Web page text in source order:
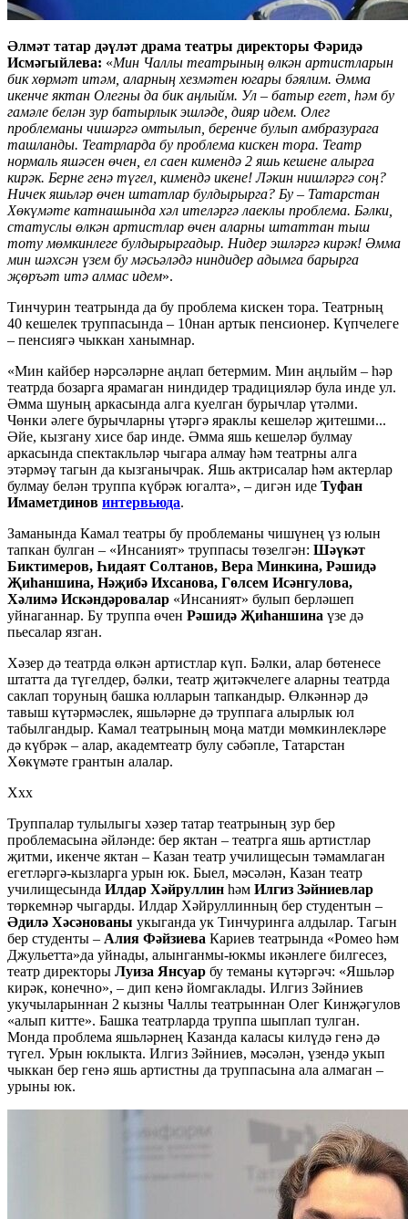
Әлмәт татар дәүләт драма театры директоры Фәридә
Исмәгыйлева: «Мин Чаллы театрының өлкән артистларын
бик хөрмәт итәм, аларның хезмәтен югары бәялим. Әмма
икенче яктан Олегны да бик аңлыйм. Ул – батыр егет, һәм бу
гамәле белән зур батырлык эшләде, дияр идем. Олег
проблеманы чишәргә омтылып, беренче булып амбразурага
ташланды. Театрларда бу проблема кискен тора. Театр
нормаль яшәсен өчен, ел саен кимендә 2 яшь кешене алырга
кирәк. Берне генә түгел, кимендә икене! Ләкин нишләргә соң?
Ничек яшьләр өчен штатлар булдырырга? Бу – Татарстан
Хөкүмәте катнашында хәл ителәргә лаеклы проблема. Бәлки,
статуслы өлкән артистлар өчен аларны штаттан тыш
тоту мөмкинлеге булдырыргадыр. Нидер эшләргә кирәк! Әмма
мин шәхсән үзем бу мәсьәләдә ниндидер адымга барырга
җөръәт итә алмас идем».
Тинчурин театрында да бу проблема кискен тора. Театрның
40 кешелек труппасында – 10нан артык пенсионер. Күпчелеге
– пенсиягә чыккан ханымнар.
«Мин кайбер нәрсәләрне аңлап бетермим. Мин аңлыйм – һәр
театрда бозарга ярамаган ниндидер традицияләр була инде ул.
Әмма шуның аркасында алга куелган бурычлар үтәлми.
Чөнки әлеге бурычларны үтәргә яраклы кешеләр җитешми...
Әйе, кызгану хисе бар инде. Әмма яшь кешеләр булмау
аркасында спектакльләр чыгара алмау һәм театрны алга
этәрмәү тагын да кызганычрак. Яшь актрисалар һәм актерлар
булмау белән труппа күбрәк югалта», – дигән иде Туфан
Имаметдинов интервьюда.
Заманында Камал театры бу проблеманы чишүнең үз юлын
тапкан булган – «Инсаният» труппасы төзелгән: Шәүкәт
Биктимеров, Һидаят Солтанов, Вера Минкина, Рәшидә
Җиһаншина, Нәҗибә Ихсанова, Гөлсем Исәнгулова,
Хәлимә Искәндәровалар «Инсаният» булып берләшеп
уйнаганнар. Бу труппа өчен Рәшидә Җиһаншина үзе дә
пьесалар язган.
Хәзер дә театрда өлкән артистлар күп. Бәлки, алар бөтенесе
штатта да түгелдер, бәлки, театр җитәкчелеге аларны театрда
саклап торуның башка юлларын тапкандыр. Өлкәннәр дә
тавыш күтәрмәслек, яшьләрне дә труппага алырлык юл
табылгандыр. Камал театрының моңа матди мөмкинлекләре
дә күбрәк – алар, академтеатр булу сәбәпле, Татарстан
Хөкүмәте грантын алалар.
Ххх
Труппалар тулылыгы хәзер татар театрының зур бер
проблемасына әйләнде: бер яктан – театрга яшь артистлар
җитми, икенче яктан – Казан театр училищесын тәмамлаган
егетләргә-кызларга урын юк. Быел, мәсәлән, Казан театр
училищесында Илдар Хәйруллин һәм Илгиз Зәйниевлар
төркемнәр чыгарды. Илдар Хәйруллинның бер студентын –
Әдилә Хәсәнованы укыганда ук Тинчуринга алдылар. Тагын
бер студенты – Алия Фәйзиева Кариев театрында «Ромео һәм
Джульетта»да уйнады, алынганмы-юкмы икәнлеге билгесез,
театр директоры Луиза Янсуар бу теманы күтәргәч: «Яшьләр
кирәк, конечно», – дип кенә йомгаклады. Илгиз Зәйниев
укучыларыннан 2 кызны Чаллы театрыннан Олег Кинҗәгулов
«алып китте». Башка театрларда труппа шыплап тулган.
Монда проблема яшьләрнең Казанда каласы килүдә генә дә
түгел. Урын юклыкта. Илгиз Зәйниев, мәсәлән, үзендә укып
чыккан бер генә яшь артистны да труппасына ала алмаган –
урыны юк.